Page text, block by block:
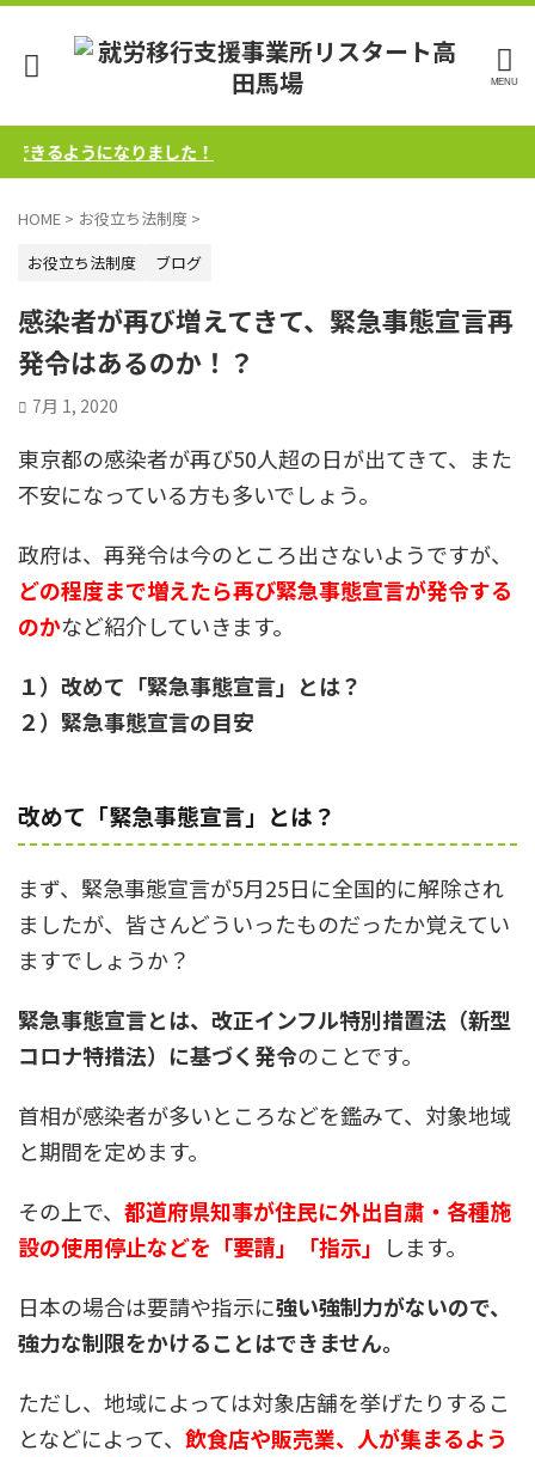
ようになりました！
HOME > お役立ち法制度 >
お役立ち法制度
ブログ
感染者が再び増えてきて、緊急事態宣言再
発令はあるのか！？
7月 1, 2020
東京都の感染者が再び50人超の日が出てきて、また
不安になっている方も多いでしょう。
政府は、再発令は今のところ出さないようですが、
どの程度まで増えたら再び緊急事態宣言が発令する
のかなど紹介していきます。
１）改めて「緊急事態宣言」とは？
２）緊急事態宣言の目安
改めて「緊急事態宣言」とは？
まず、緊急事態宣言が5月25日に全国的に解除され
ましたが、皆さんどういったものだったか覚えてい
ますでしょうか？
緊急事態宣言とは、改正インフル特別措置法（新型
コロナ特措法）に基づく発令のことです。
首相が感染者が多いところなどを鑑みて、対象地域
と期間を定めます。
その上で、 都道府県知事が住民に外出自粛・各種施
設の使用停止などを「要請」「指示」 します。
日本の場合は要請や指示に強い強制力がないので、
強力な制限をかけることはできません。
ただし、地域によっては対象店舗を挙げたりするこ
となどによって、 飲食店や販売業、人が集まるよう